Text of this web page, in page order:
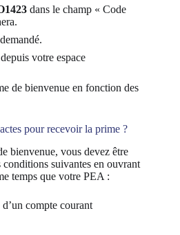
dans le champ « Code
votre espace
de bienvenue en fonction des
pour recevoir la prime ?
bienvenue, vous devez être
suivantes en ouvrant
temps que votre PEA :
compte courant